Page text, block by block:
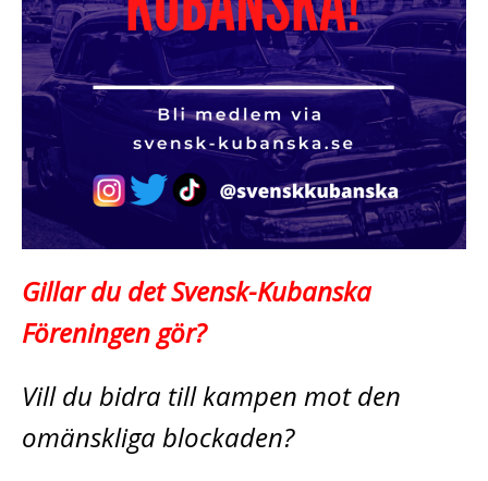
Gillar du det Svensk-Kubanska
Föreningen gör?
Vill du bidra till kampen mot den
omänskliga blockaden?